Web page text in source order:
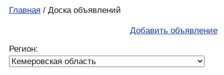
Главная / Доска объявлений
Добавить объявление
Регион: